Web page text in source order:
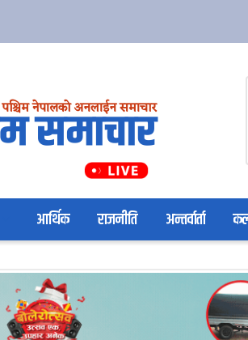
आर्थिक राजनीति अन्तर्वार्ता